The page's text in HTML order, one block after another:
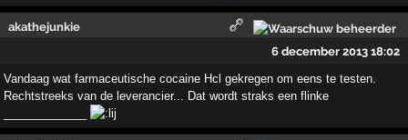
akathejunkie
6 december 2013 18:02
Vandaag wat farmaceutische cocaine Hcl gekregen om eens te testen.
Rechtstreeks van de leverancier... Dat wordt straks een flinke